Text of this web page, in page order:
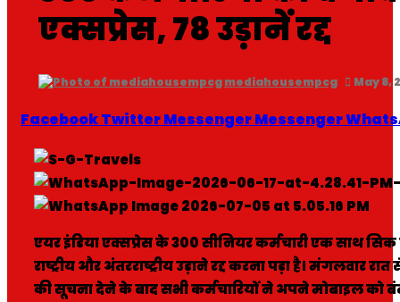
एक्सप्रेस, 78 उड़ानें रद्द
mediahousempcg May 8,
FacebookTwitterMessengerMessenger
एयर इंडिया एक्सप्रेस के 300 सीनियर कर्मचारी एक साथ
राष्ट्रीय और अंतरराष्ट्रीय उड़ाने रद्द करना पड़ा है। मंगलवार
की सूचना देने के बाद सभी कर्मचारियों ने अपने मोबाइल को